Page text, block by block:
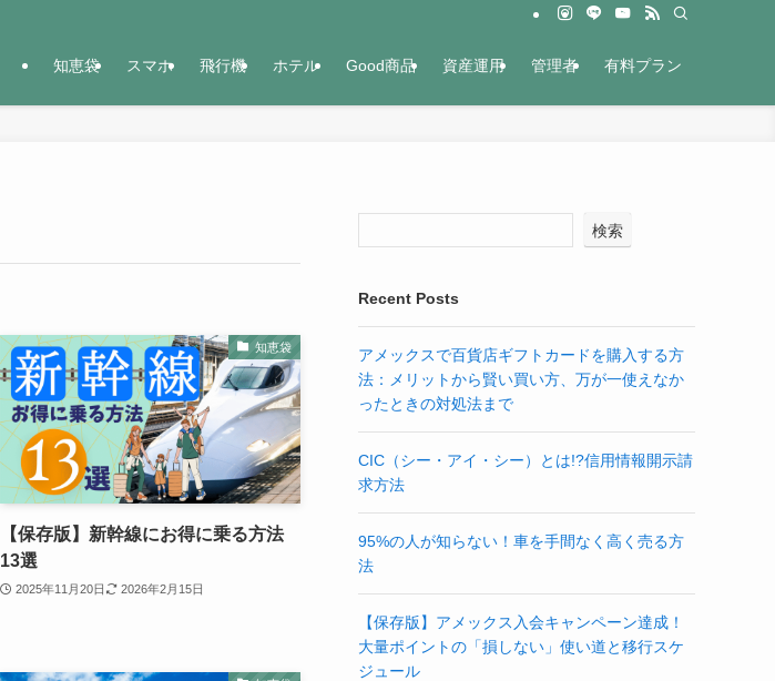
知恵袋 スマホ 飛行機 ホテル Good商品 資産運用 管理者 有料プラン
知恵袋
【保存版】新幹線にお得に乗る方法
13選
2025年11月20日 2026年2月15日
検索
Recent Posts
アメックスで百貨店ギフトカードを購入する方
法：メリットから賢い買い方、万が一使えなか
ったときの対処法まで
CIC（シー・アイ・シー）とは!?信用情報開示請
求方法
95%の人が知らない！車を手間なく高く売る方
法
【保存版】アメックス入会キャンペーン達成！
大量ポイントの「損しない」使い道と移行スケ
ジュール